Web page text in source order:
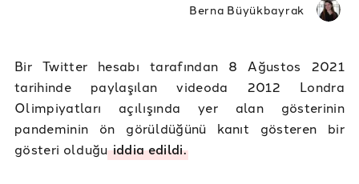
Berna Büyükbayrak
Bir Twitter hesabı tarafından 8 Ağustos 2021
tarihinde paylaşılan videoda 2012 Londra
Olimpiyatları açılışında yer alan gösterinin
pandeminin ön görüldüğünü kanıt gösteren bir
gösteri olduğuiddia edildi.